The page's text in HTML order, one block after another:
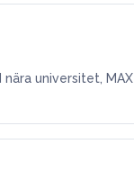
universitet, MAX